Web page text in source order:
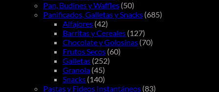
Pan, Budines y Waffles (50)
Panificados, Galletas y Snacks (685)
Alfajores (42)
Barritas y Cereales (127)
Chocolate y Golosinas (70)
Frutos Secos (60)
Galletas (252)
Granola (45)
Snacks (140)
Pastas y Fideos Instantáneos (83)